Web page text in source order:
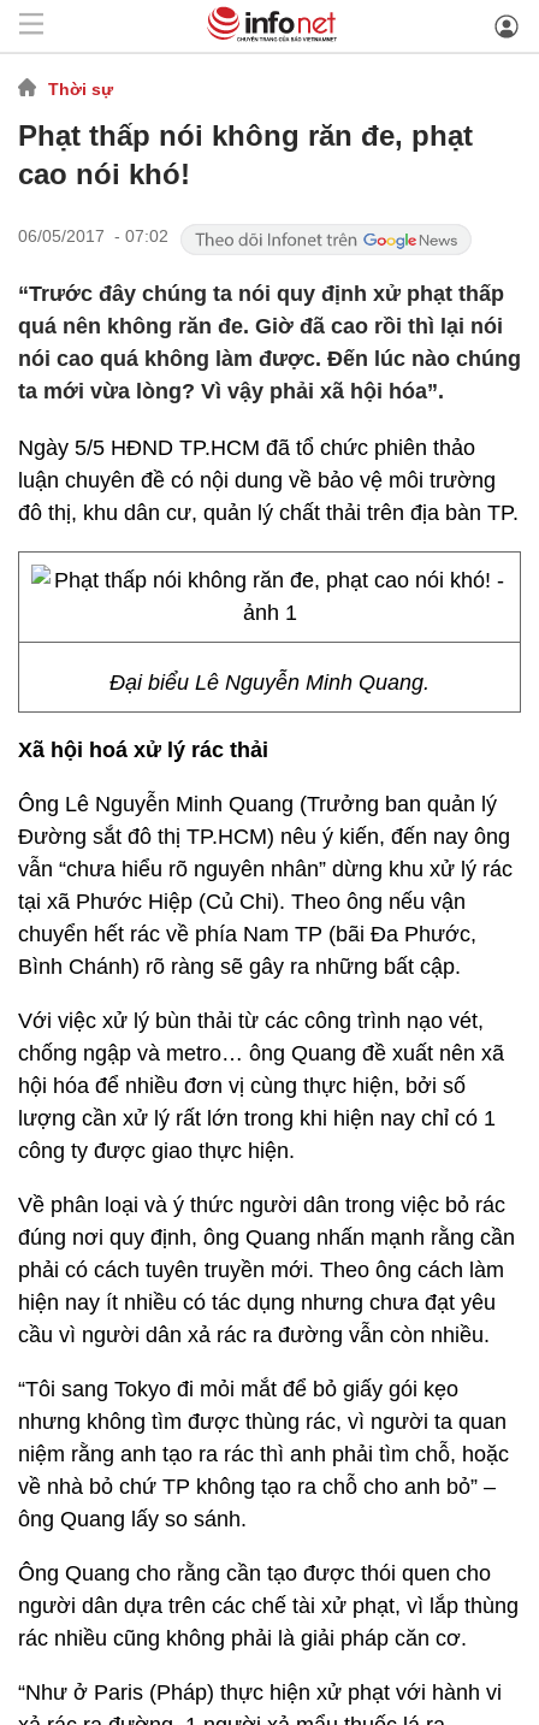
Thời sự
Phạt thấp nói không răn đe, phạt
cao nói khó!
06/05/2017 - 07:02
“Trước đây chúng ta nói quy định xử phạt thấp
quá nên không răn đe. Giờ đã cao rồi thì lại nói
nói cao quá không làm được. Đến lúc nào chúng
ta mới vừa lòng? Vì vậy phải xã hội hóa”.
Ngày 5/5 HĐND TP.HCM đã tổ chức phiên thảo
luận chuyên đề có nội dung về bảo vệ môi trường
đô thị, khu dân cư, quản lý chất thải trên địa bàn TP.
Đại biểu Lê Nguyễn Minh Quang.
Xã hội hoá xử lý rác thải
Ông Lê Nguyễn Minh Quang (Trưởng ban quản lý
Đường sắt đô thị TP.HCM) nêu ý kiến, đến nay ông
vẫn “chưa hiểu rõ nguyên nhân” dừng khu xử lý rác
tại xã Phước Hiệp (Củ Chi). Theo ông nếu vận
chuyển hết rác về phía Nam TP (bãi Đa Phước,
Bình Chánh) rõ ràng sẽ gây ra những bất cập.
Với việc xử lý bùn thải từ các công trình nạo vét,
chống ngập và metro… ông Quang đề xuất nên xã
hội hóa để nhiều đơn vị cùng thực hiện, bởi số
lượng cần xử lý rất lớn trong khi hiện nay chỉ có 1
công ty được giao thực hiện.
Về phân loại và ý thức người dân trong việc bỏ rác
đúng nơi quy định, ông Quang nhấn mạnh rằng cần
phải có cách tuyên truyền mới. Theo ông cách làm
hiện nay ít nhiều có tác dụng nhưng chưa đạt yêu
cầu vì người dân xả rác ra đường vẫn còn nhiều.
“Tôi sang Tokyo đi mỏi mắt để bỏ giấy gói kẹo
nhưng không tìm được thùng rác, vì người ta quan
niệm rằng anh tạo ra rác thì anh phải tìm chỗ, hoặc
về nhà bỏ chứ TP không tạo ra chỗ cho anh bỏ” –
ông Quang lấy so sánh.
Ông Quang cho rằng cần tạo được thói quen cho
người dân dựa trên các chế tài xử phạt, vì lắp thùng
rác nhiều cũng không phải là giải pháp căn cơ.
“Như ở Paris (Pháp) thực hiện xử phạt với hành vi